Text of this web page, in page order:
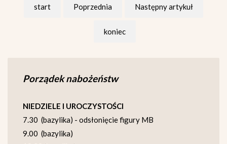
start Poprzednia Następny artykuł
koniec
Porządek nabożeństw
NIEDZIELE I UROCZYSTOŚCI
7.30 (bazylika) - odsłonięcie figury MB
9.00 (bazylika)